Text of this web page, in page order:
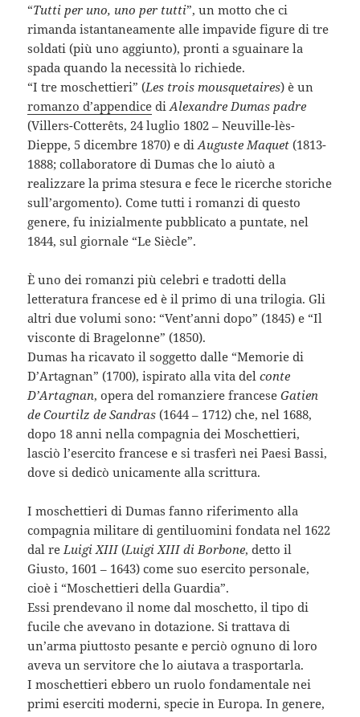
“Tutti per uno, uno per tutti”, un motto che ci
rimanda istantaneamente alle impavide figure di tre
soldati (più uno aggiunto), pronti a sguainare la
spada quando la necessità lo richiede.
“I tre moschettieri” (Les trois mousquetaires) è un
romanzo d’appendice diAlexandre Dumas padre
(Villers-Cotterêts, 24 luglio 1802 – Neuville-lès-
Dieppe, 5 dicembre 1870) e diAuguste Maquet (1813-
1888; collaboratore di Dumas che lo aiutò a
realizzare la prima stesura e fece le ricerche storiche
sull’argomento). Come tutti i romanzi di questo
genere, fu inizialmente pubblicato a puntate, nel
1844, sul giornale “Le Siècle”.
È uno dei romanzi più celebri e tradotti della
letteratura francese ed è il primo di una trilogia. Gli
altri due volumi sono: “Vent’anni dopo” (1845) e “Il
visconte di Bragelonne” (1850).
Dumas ha ricavato il soggetto dalle “Memorie di
D’Artagnan” (1700), ispirato alla vita delconte
D’Artagnan, opera del romanziere franceseGatien
de Courtilz de Sandras (1644 – 1712) che, nel 1688,
dopo 18 anni nella compagnia dei Moschettieri,
lasciò l’esercito francese e si trasferì nei Paesi Bassi,
dove si dedicò unicamente alla scrittura.
I moschettieri di Dumas fanno riferimento alla
compagnia militare di gentiluomini fondata nel 1622
dal re Luigi XIII(Luigi XIII di Borbone, detto il
Giusto, 1601 – 1643) come suo esercito personale,
cioè i “Moschettieri della Guardia”.
Essi prendevano il nome dal moschetto, il tipo di
fucile che avevano in dotazione. Si trattava di
un’arma piuttosto pesante e perciò ognuno di loro
aveva un servitore che lo aiutava a trasportarla.
I moschettieri ebbero un ruolo fondamentale nei
primi eserciti moderni, specie in Europa. In genere,